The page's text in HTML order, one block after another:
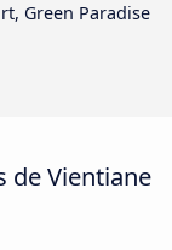
Green Paradise
de Vientiane